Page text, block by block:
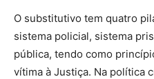
O substitutivo tem quatro
sistema policial, sistema
pública, tendo como
vítima à Justiça. Na política